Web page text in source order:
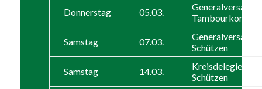
Donnerstag 05.03.
Tambourkorps
Samstag 07.03.
Schützen
Samstag 14.03.
Schützen